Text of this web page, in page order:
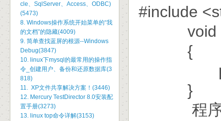
#include
void
{
}
程序1:
cle、SqlServer、Access、ODBC)
(5473)
8. Windows操作系统开始菜单的“我
的文档”的隐藏(4009)
9. 简单查找蓝屏的根源--Windows
Debug(3847)
10. linux下mysql的最常用的操作指
令_创建用户、备份和还原数据库(3
818)
11. XP文件共享解决方案！(3446)
12. Mercury TestDirector 8.0安装配
置手册(3273)
13. linux top命令详解(3153)